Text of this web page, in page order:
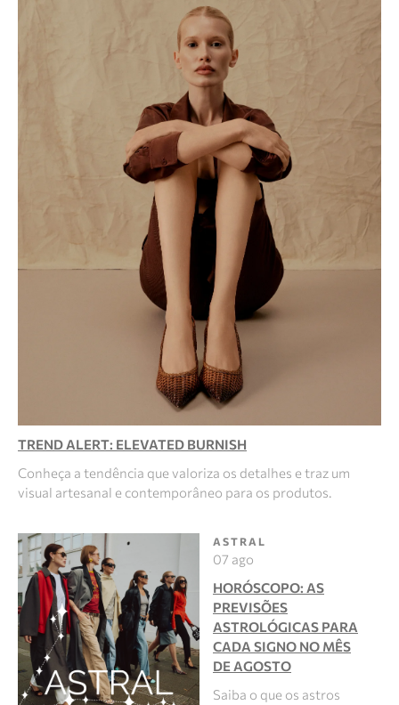
TREND ALERT: ELEVATED BURNISH
Conheça a tendência que valoriza os detalhes e traz um
visual artesanal e contemporâneo para os produtos.
ASTRAL
07 ago
HORÓSCOPO: AS
PREVISÕES
ASTROLÓGICAS PARA
CADA SIGNO NO MÊS
DE AGOSTO
Saiba o que os astros